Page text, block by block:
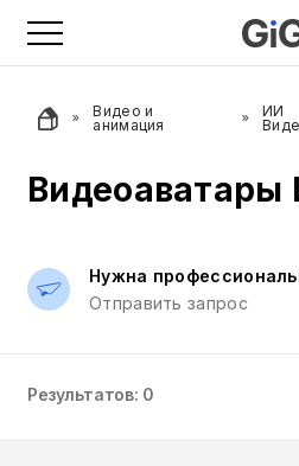
Видео и
анимация
ИИ
Видеоаватары
Нужна
Отправить запрос
Результатов: 0